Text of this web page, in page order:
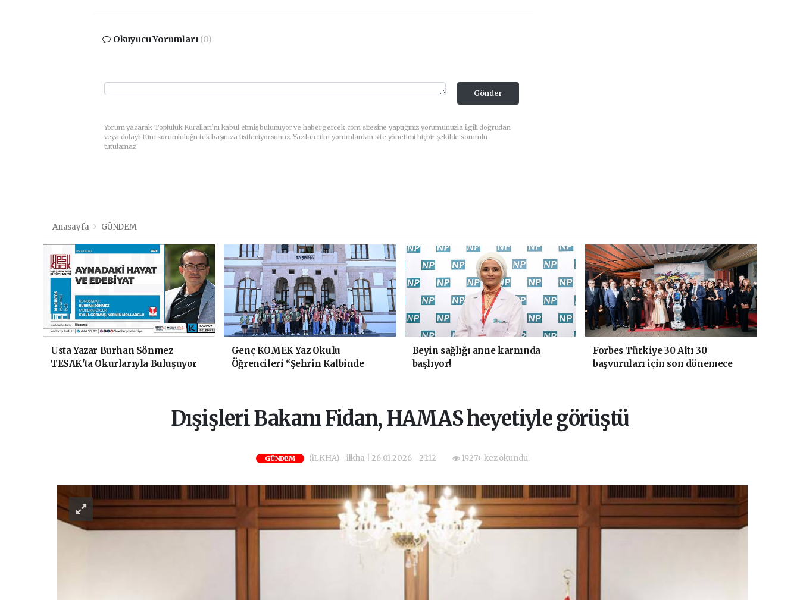
Okuyucu Yorumları(0)
Gönder
Yorum yazarak Topluluk Kuralları’nı kabul etmiş bulunuyor ve habergercek.com sitesine yaptığınız yorumunuzla ilgili doğrudan
veya dolaylı tüm sorumluluğu tek başınıza üstleniyorsunuz. Yazılan tüm yorumlardan site yönetimi hiçbir şekilde sorumlu
tutulamaz.
Anasayfa GÜNDEM
Usta Yazar Burhan Sönmez
TESAK'ta Okurlarıyla Buluşuyor
Genç KOMEK Yaz Okulu
Öğrencileri “Şehrin Kalbinde
Beyin sağlığı anne karnında
başlıyor!
Forbes Türkiye 30 Altı 30
başvuruları için son dönemece
Dışişleri Bakanı Fidan, HAMAS heyetiyle görüştü
GÜNDEM (iLKHA) - ilkha | 26.01.2026 - 21:12 1927+ kez okundu.